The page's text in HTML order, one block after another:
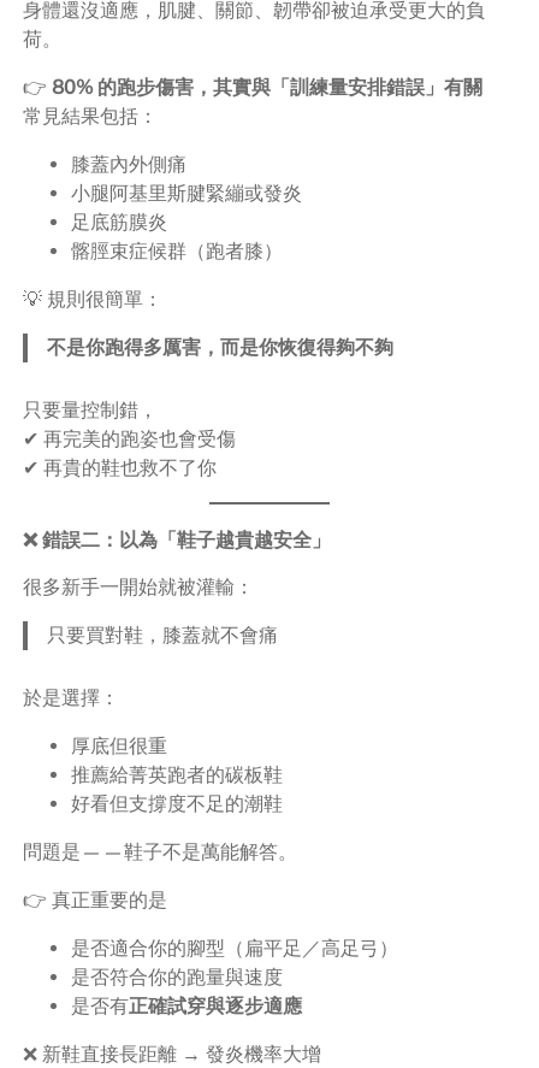
身體還沒適應，肌腱、關節、韌帶卻被迫承受更大的負
荷。
👉 80% 的跑步傷害，其實與「訓練量安排錯誤」有關
常見結果包括：
膝蓋內外側痛
小腿阿基里斯腱緊繃或發炎
足底筋膜炎
髂脛束症候群（跑者膝）
💡 規則很簡單：
不是你跑得多厲害，而是你恢復得夠不夠
只要量控制錯，
✔ 再完美的跑姿也會受傷
✔ 再貴的鞋也救不了你
❌ 錯誤二：以為「鞋子越貴越安全」
很多新手一開始就被灌輸：
只要買對鞋，膝蓋就不會痛
於是選擇：
厚底但很重
推薦給菁英跑者的碳板鞋
好看但支撐度不足的潮鞋
問題是——鞋子不是萬能解答。
👉 真正重要的是
是否適合你的腳型（扁平足／高足弓）
是否符合你的跑量與速度
是否有正確試穿與逐步適應
❌ 新鞋直接長距離 → 發炎機率大增